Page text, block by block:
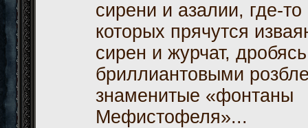
сирени и азалии, где-то
которых прячутся
сирен и журчат, дробясь
бриллиантовыми
знаменитые «фонтаны
Мефистофеля»...